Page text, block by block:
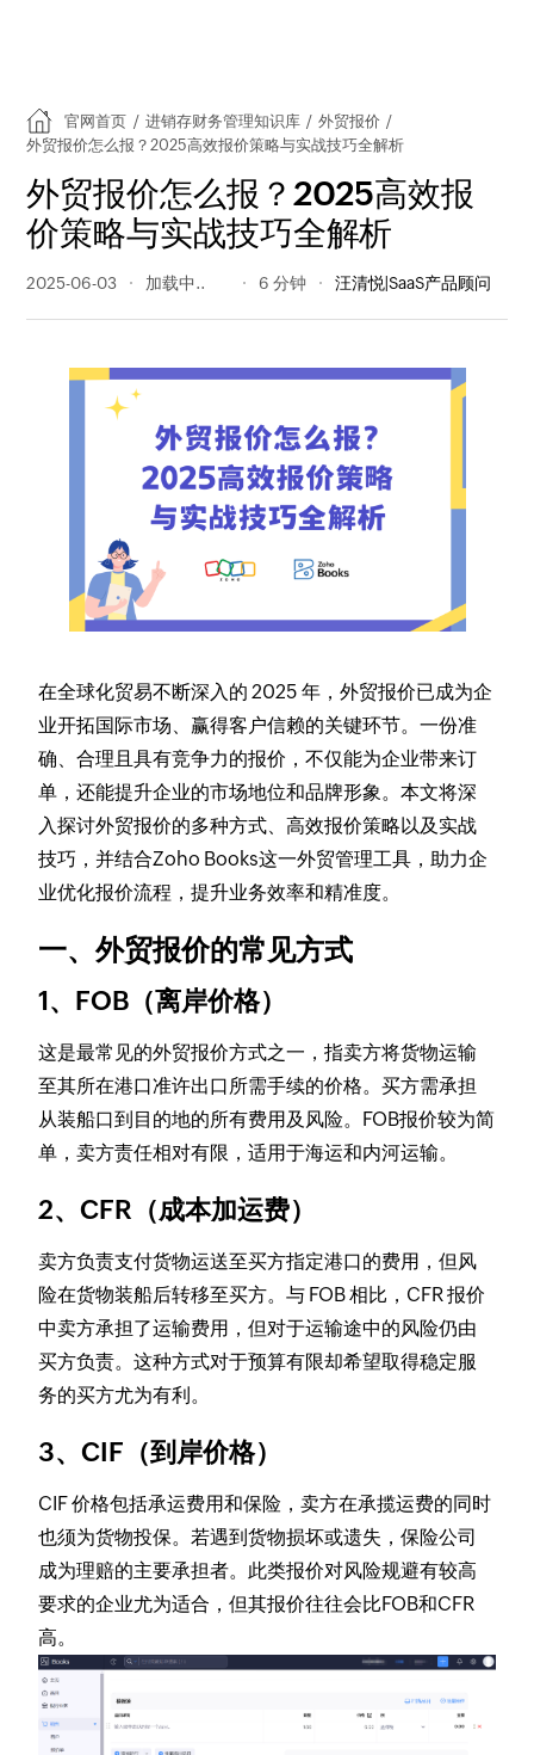
官网首页 / 进销存财务管理知识库 / 外贸报价 /
外贸报价怎么报？2025高效报价策略与实战技巧全解析
外贸报价怎么报？2025高效报
价策略与实战技巧全解析
2025-06-03 396 阅读量 6 分钟 汪清悦|SaaS产品顾问
在全球化贸易不断深入的 2025 年，外贸报价已成为企
业开拓国际市场、赢得客户信赖的关键环节。一份准
确、合理且具有竞争力的报价，不仅能为企业带来订
单，还能提升企业的市场地位和品牌形象。本文将深
入探讨外贸报价的多种方式、高效报价策略以及实战
技巧，并结合Zoho Books这一外贸管理工具，助力企
业优化报价流程，提升业务效率和精准度。
一、外贸报价的常见方式
1、FOB（离岸价格）
这是最常见的外贸报价方式之一，指卖方将货物运输
至其所在港口准许出口所需手续的价格。买方需承担
从装船口到目的地的所有费用及风险。FOB报价较为简
单，卖方责任相对有限，适用于海运和内河运输。
2、CFR（成本加运费）
卖方负责支付货物运送至买方指定港口的费用，但风
险在货物装船后转移至买方。与 FOB 相比，CFR 报价
中卖方承担了运输费用，但对于运输途中的风险仍由
买方负责。这种方式对于预算有限却希望取得稳定服
务的买方尤为有利。
3、CIF（到岸价格）
CIF 价格包括承运费用和保险，卖方在承揽运费的同时
也须为货物投保。若遇到货物损坏或遗失，保险公司
成为理赔的主要承担者。此类报价对风险规避有较高
要求的企业尤为适合，但其报价往往会比FOB和CFR
高。